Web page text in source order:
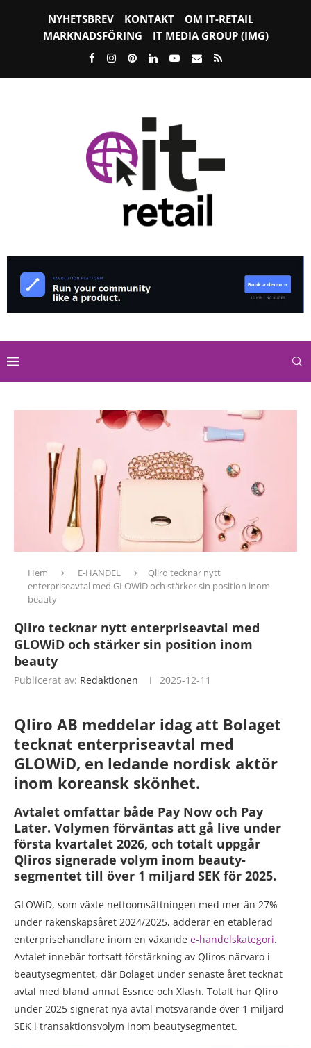
NYHETSBREV KONTAKT
OM IT-RETAIL
MARKNADSFÖRING
IT MEDIA GROUP (IMG)
Hem E-HANDEL
Qliro tecknar nytt
enterpriseavtal med GLOWiD och stärker sin position inom
beauty
Qliro tecknar nytt enterpriseavtal med
GLOWiD och stärker sin position inom
beauty
Publicerat av: Redaktionen 2025-12-11
Qliro AB meddelar idag att Bolaget
tecknat enterpriseavtal med
GLOWiD, en ledande nordisk aktör
inom koreansk skönhet.
Avtalet omfattar både Pay Now och Pay
Later. Volymen förväntas att gå live under
första kvartalet 2026, och totalt uppgår
Qliros signerade volym inom beauty-
segmentet till över 1 miljard SEK för 2025.
GLOWiD, som växte nettoomsättningen med mer än 27%
under räkenskapsåret 2024/2025, adderar en etablerad
enterprisehandlare inom en växande e-handelskategori.
Avtalet innebär fortsatt förstärkning av Qliros närvaro i
beautysegmentet, där Bolaget under senaste året tecknat
avtal med bland annat Essnce och Xlash. Totalt har Qliro
under 2025 signerat nya avtal motsvarande över 1 miljard
SEK i transaktionsvolym inom beautysegmentet.